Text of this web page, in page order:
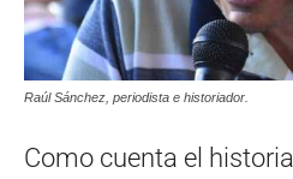
Raúl Sánchez, periodista e historiador.
Como cuenta el